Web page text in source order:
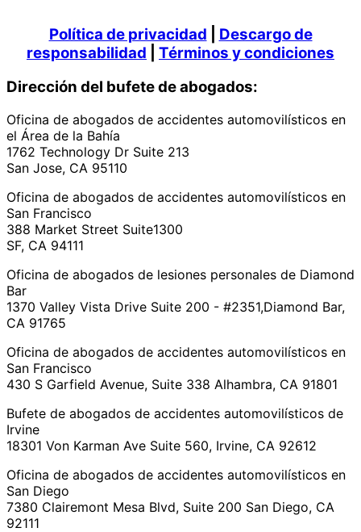
Política de privacidad
Descargo de
responsabilidad
Términos y condiciones
Dirección del bufete de abogados:
Oficina de abogados de accidentes automovilísticos en
el Área de la Bahía
1762 Technology Dr Suite 213
San Jose, CA 95110
Oficina de abogados de accidentes automovilísticos en
San Francisco
388 Market Street Suite1300
SF, CA 94111
Oficina de abogados de lesiones personales de Diamond
Bar
1370 Valley Vista Drive Suite 200 - #2351,Diamond Bar,
CA 91765
Oficina de abogados de accidentes automovilísticos en
San Francisco
430 S Garfield Avenue, Suite 338 Alhambra, CA 91801
Bufete de abogados de accidentes automovilísticos de
Irvine
18301 Von Karman Ave Suite 560, Irvine, CA 92612
Oficina de abogados de accidentes automovilísticos en
San Diego
7380 Clairemont Mesa Blvd, Suite 200 San Diego, CA
92111